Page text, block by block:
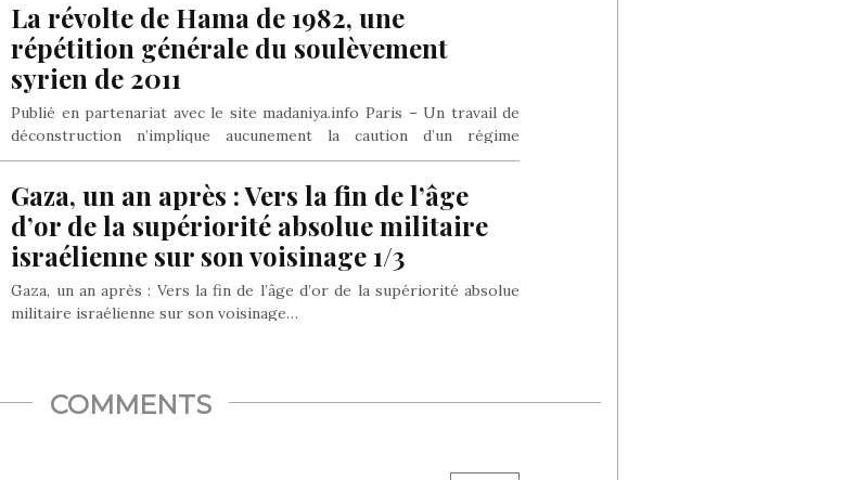
La révolte de Hama de 1982, une
répétition générale du soulèvement
syrien de 2011
Publié en partenariat avec le site madaniya.info Paris – Un travail de
déconstruction n’implique aucunement la caution d’un régime
encore…
Gaza, un an après : Vers la fin de l’âge
d’or de la supériorité absolue militaire
israélienne sur son voisinage 1/3
Gaza, un an après : Vers la fin de l’âge d’or de la supériorité absolue
militaire israélienne sur son voisinage…
COMMENTS